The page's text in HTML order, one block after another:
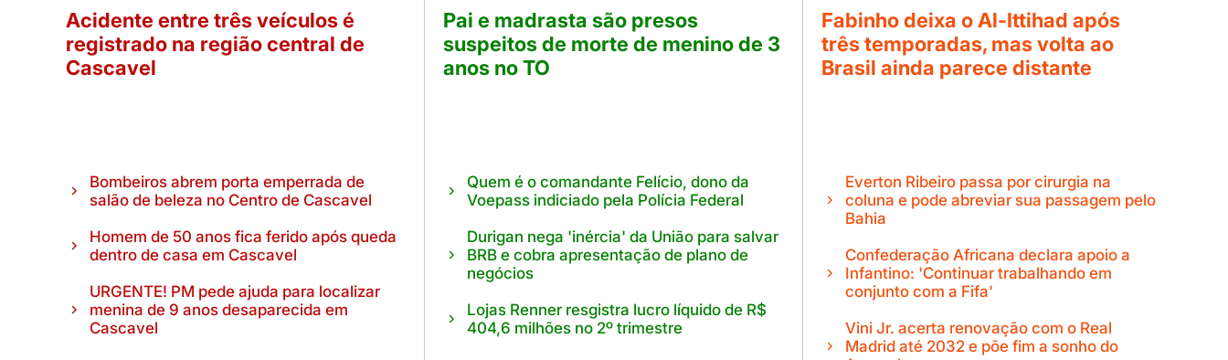
Acidente entre três veículos é
registrado na região central de
Cascavel
Bombeiros abrem porta emperrada de
salão de beleza no Centro de Cascavel
Homem de 50 anos fica ferido após queda
dentro de casa em Cascavel
URGENTE! PM pede ajuda para localizar
menina de 9 anos desaparecida em
Cascavel
Pai e madrasta são presos
suspeitos de morte de menino de 3
anos no TO
Quem é o comandante Felício, dono da
Voepass indiciado pela Polícia Federal
Durigan nega 'inércia' da União para salvar
BRB e cobra apresentação de plano de
negócios
Lojas Renner resgistra lucro líquido de R$
404,6 milhões no 2º trimestre
Fabinho deixa o Al-Ittihad após
três temporadas, mas volta ao
Brasil ainda parece distante
Everton Ribeiro passa por cirurgia na
coluna e pode abreviar sua passagem pelo
Bahia
Confederação Africana declara apoio a
Infantino: 'Continuar trabalhando em
conjunto com a Fifa'
Vini Jr. acerta renovação com o Real
Madrid até 2032 e põe fim a sonho do